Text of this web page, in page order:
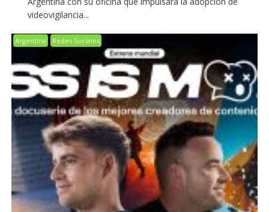
videovigilancia...
Argentina Redes Sociales